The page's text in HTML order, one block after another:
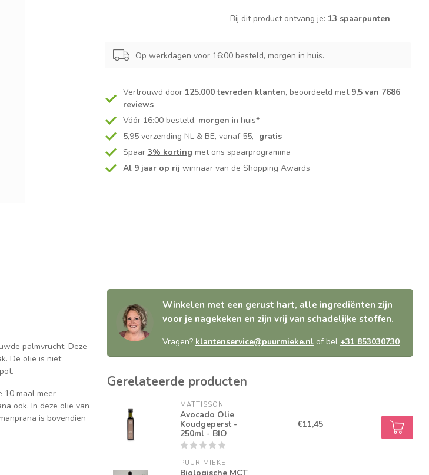
Bij dit product ontvang je: 13 spaarpunten
Op werkdagen voor 16:00 besteld, morgen in huis.
Vertrouwd door 125.000 tevreden klanten, beoordeeld met 9,5 van 7686
reviews
Vóór 16:00 besteld, morgen in huis*
5,95 verzending NL & BE, vanaf 55,- gratis
Spaar 3% korting met ons spaarprogramma
Al 9 jaar op rij winnaar van de Shopping Awards
palmvrucht. Deze
De olie is niet
10 maal meer
ook. In deze olie van
is bovendien
Winkelen met een gerust hart, alle ingrediënten zijn
voor je nagekeken en zijn vrij van schadelijke stoffen.
Vragen? klantenservice@puurmieke.nl of bel +31 853030730
Gerelateerde producten
MATTISSON
Avocado Olie
Koudgeperst -
250ml - BIO
€11,45
PUUR MIEKE